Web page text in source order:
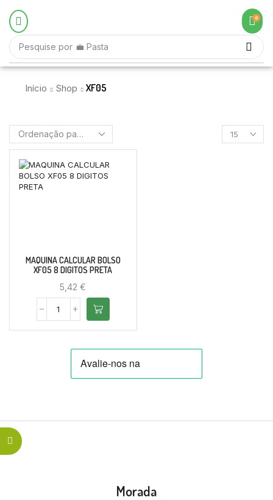
Pesquise por 💼 Pasta
0
Início Shop XF05
MAQUINA CALCULAR BOLSO
XF05 8 DIGITOS PRETA
5,42€
Morada